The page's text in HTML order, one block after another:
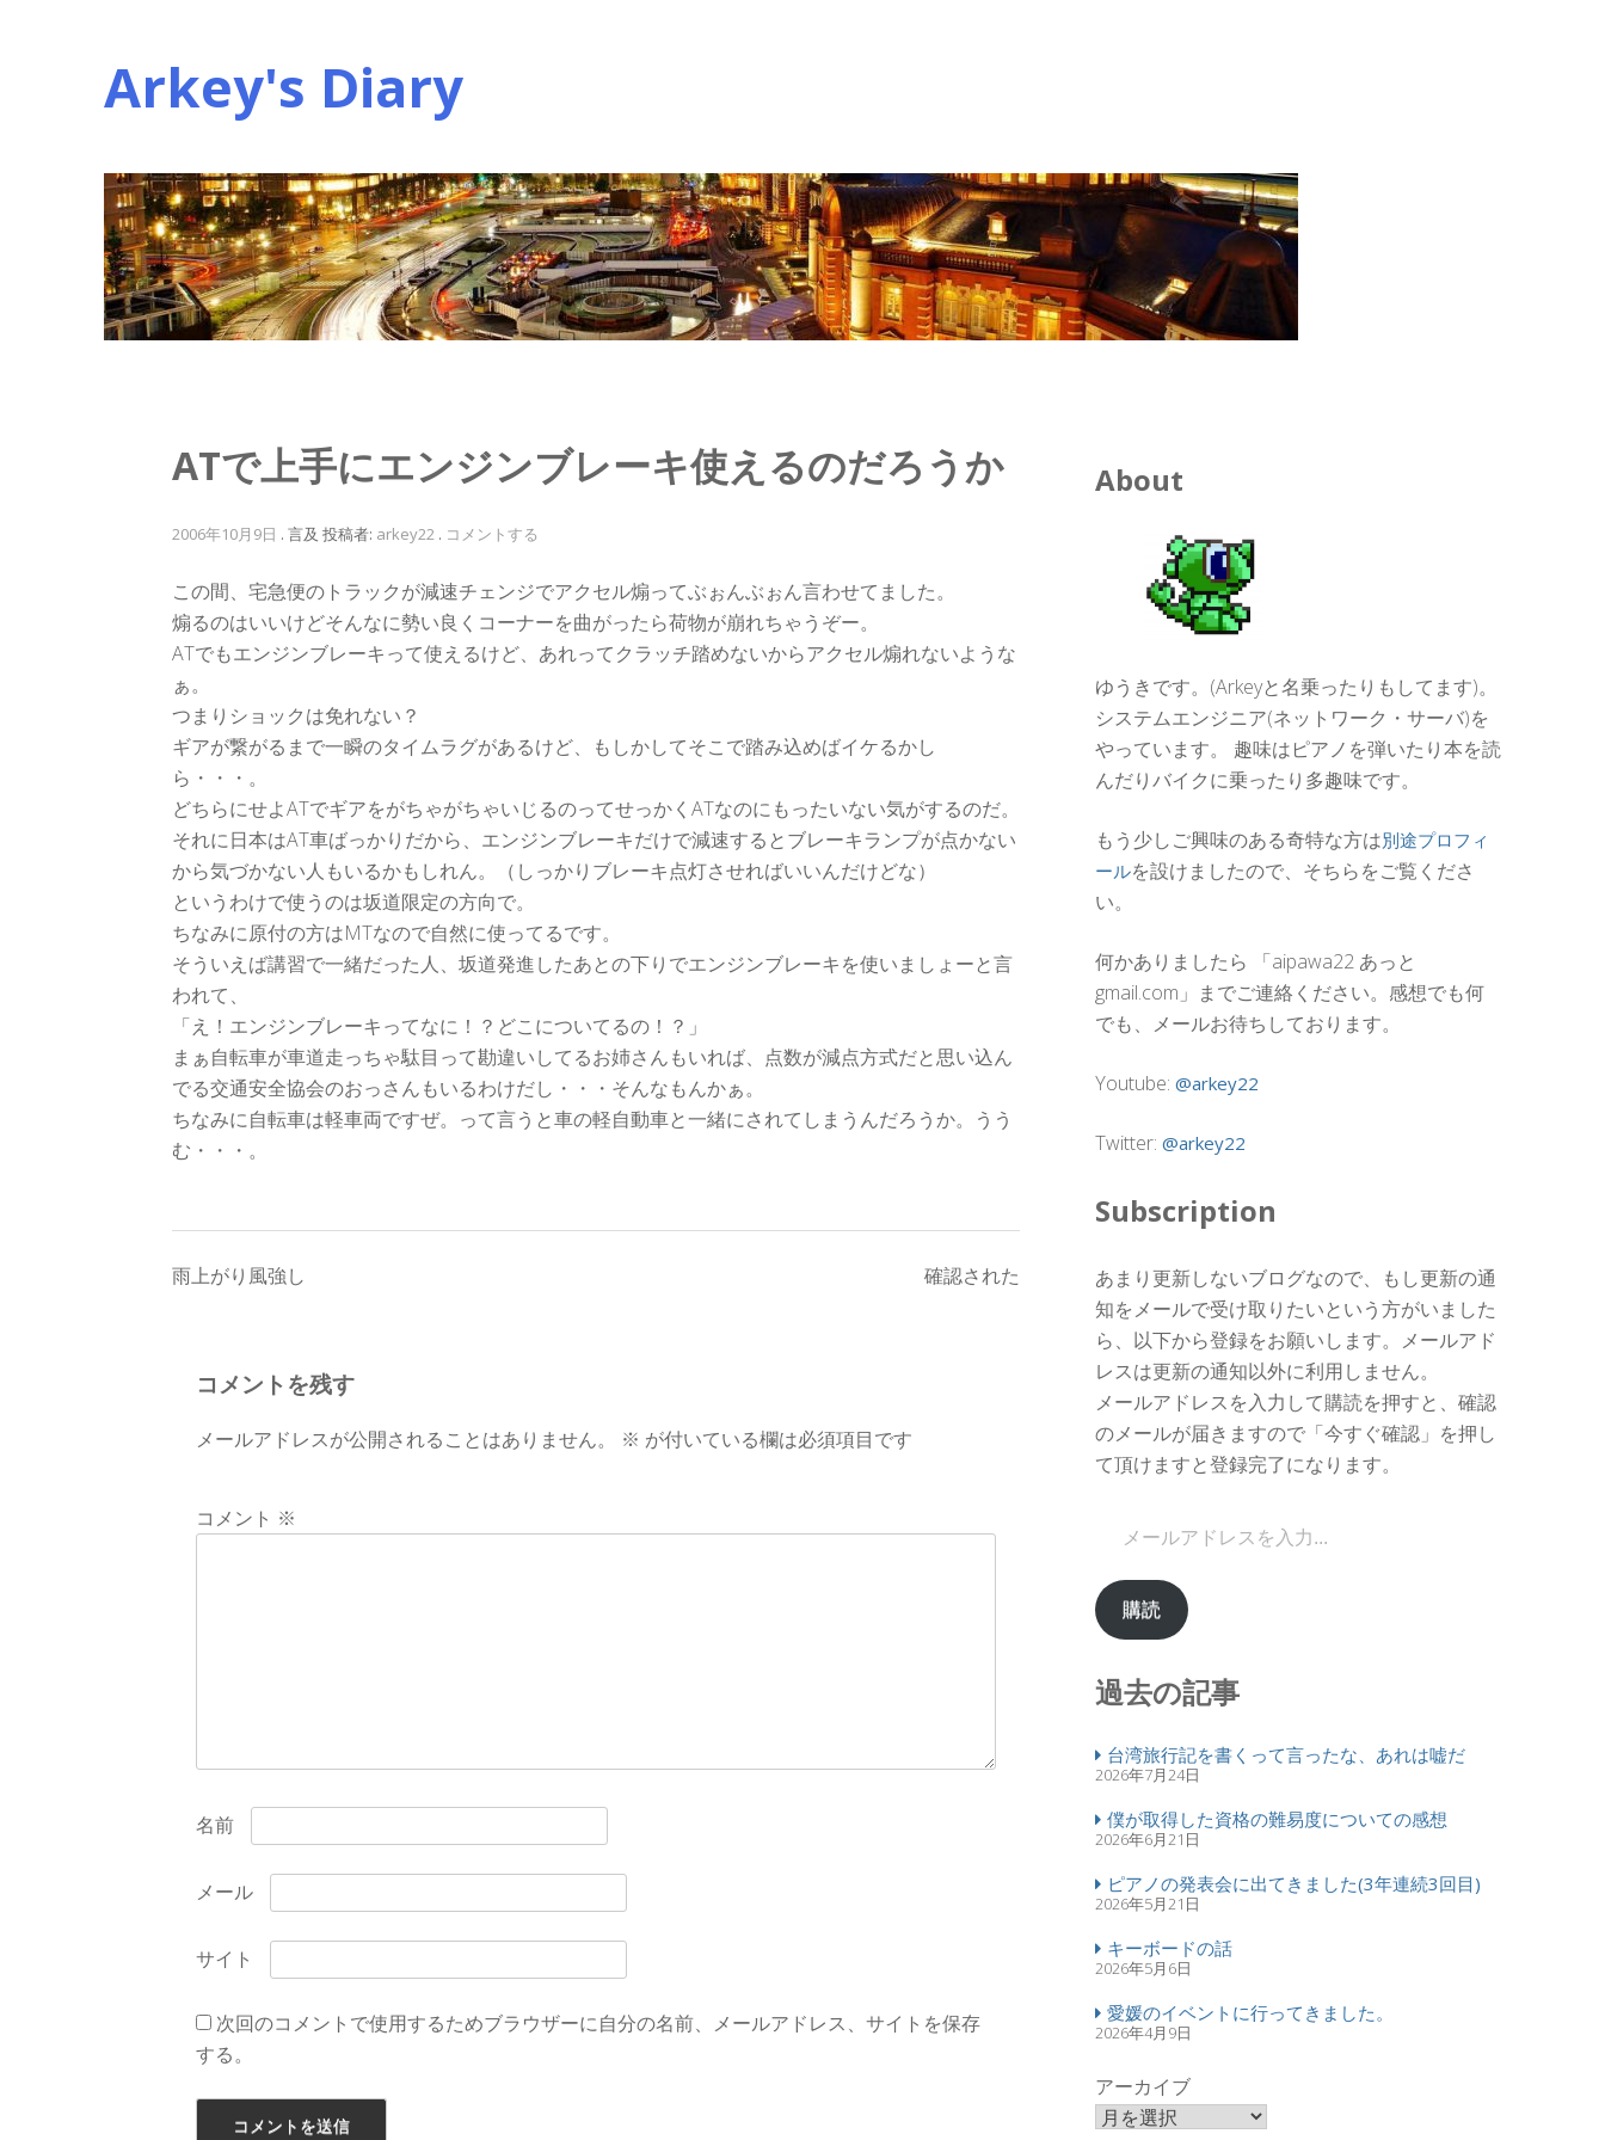
Arkey's Diary
ATで上手にエンジンブレーキ使えるのだろうか
2006年10月9日 . 言及 投稿者: arkey22 . コメントする
この間、宅急便のトラックが減速チェンジでアクセル煽ってぶぉんぶぉん言わせてました。
煽るのはいいけどそんなに勢い良くコーナーを曲がったら荷物が崩れちゃうぞー。
ATでもエンジンブレーキって使えるけど、あれってクラッチ踏めないからアクセル煽れないような
ぁ。
つまりショックは免れない？
ギアが繋がるまで一瞬のタイムラグがあるけど、もしかしてそこで踏み込めばイケるかし
ら・・・。
どちらにせよATでギアをがちゃがちゃいじるのってせっかくATなのにもったいない気がするのだ。
それに日本はAT車ばっかりだから、エンジンブレーキだけで減速するとブレーキランプが点かない
から気づかない人もいるかもしれん。（しっかりブレーキ点灯させればいいんだけどな）
というわけで使うのは坂道限定の方向で。
ちなみに原付の方はMTなので自然に使ってるです。
そういえば講習で一緒だった人、坂道発進したあとの下りでエンジンブレーキを使いましょーと言
われて、
「え！エンジンブレーキってなに！？どこについてるの！？」
まぁ自転車が車道走っちゃ駄目って勘違いしてるお姉さんもいれば、点数が減点方式だと思い込ん
でる交通安全協会のおっさんもいるわけだし・・・そんなもんかぁ。
ちなみに自転車は軽車両ですぜ。って言うと車の軽自動車と一緒にされてしまうんだろうか。うう
む・・・。
投
ナ
ー
雨上がり風強し 確認された
コメントを残す
メールアドレスが公開されることはありません。 ※ が付いている欄は必須項目です
コメント ※
名前
メール
サイト
次回のコメントで使用するためブラウザーに自分の名前、メールアドレス、サイトを保存
する。
About
ゆうきです。(Arkeyと名乗ったりもしてます)。
システムエンジニア(ネットワーク・サーバ)を
やっています。 趣味はピアノを弾いたり本を読
んだりバイクに乗ったり多趣味です。
もう少しご興味のある奇特な方は別途プロフィ
ールを設けましたので、そちらをご覧くださ
い。
何かありましたら 「aipawa22 あっと
gmail.com」までご連絡ください。感想でも何
でも、メールお待ちしております。
Youtube: @arkey22
Twitter: @arkey22
Subscription
あまり更新しないブログなので、もし更新の通
知をメールで受け取りたいという方がいました
ら、以下から登録をお願いします。メールアド
レスは更新の通知以外に利用しません。
メールアドレスを入力して購読を押すと、確認
のメールが届きますので「今すぐ確認」を押し
て頂けますと登録完了になります。
購読
過去の記事
台湾旅行記を書くって言ったな、あれは嘘だ
2026年7月24日
僕が取得した資格の難易度についての感想
2026年6月21日
ピアノの発表会に出てきました(3年連続3回目)
2026年5月21日
キーボードの話
2026年5月6日
愛媛のイベントに行ってきました。
2026年4月9日
アーカイブ